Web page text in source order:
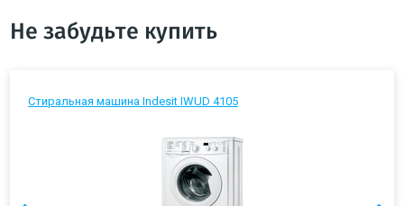
Не забудьте купить
Стиральная машина Indesit IWUD 4105